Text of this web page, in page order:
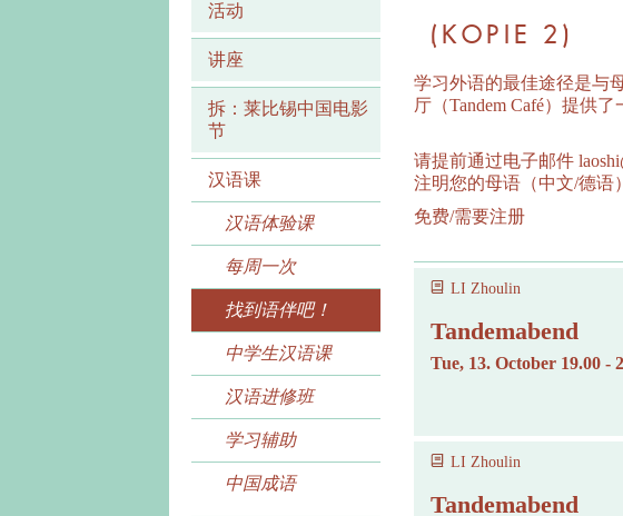
活动
讲座
拆：莱比锡中国电影
节
汉语课
汉语体验课
每周一次
找到语伴吧！
中学生汉语课
汉语进修班
学习辅助
中国成语
(KOPIE 2)
学习外语的最佳途径是与
厅（Tandem Café）提供
请提前通过电子邮件
注明您的母语（中文/德语
免费/需要注册
LI Zhoulin
Tandemabend
Tue, 13. October 19.00 -
LI Zhoulin
Tandemabend